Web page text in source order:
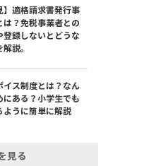
】適格請求書発行事
は？免税事業者との
登録しないとどうな
説。
イス制度とは？なん
にある？小学生でも
ように簡単に解説
見る